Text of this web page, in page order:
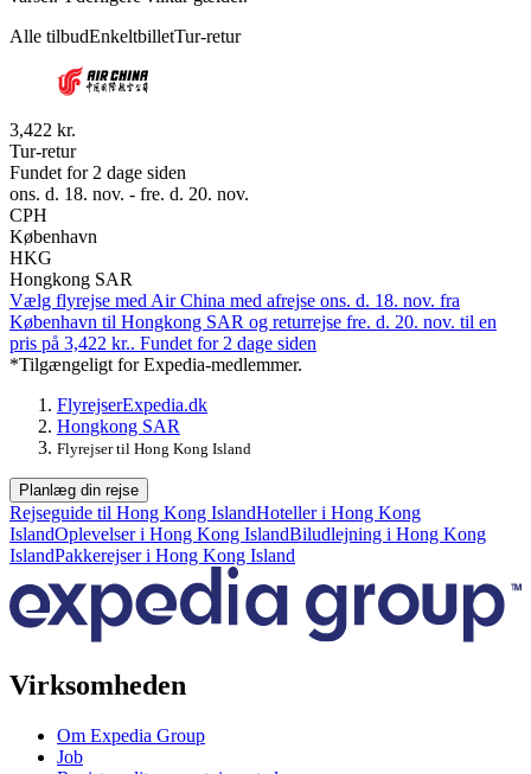
Alle tilbudEnkeltbilletTur-retur
3,422 kr.
Tur-retur
Fundet for 2 dage siden
ons. d. 18. nov. - fre. d. 20. nov.
CPH
København
HKG
Hongkong SAR
Vælg flyrejse med Air China med afrejse ons. d. 18. nov. fra
København til Hongkong SAR og returrejse fre. d. 20. nov. til en
pris på 3,422 kr.. Fundet for 2 dage siden
*Tilgængeligt for Expedia-medlemmer.
FlyrejserExpedia.dk
Hongkong SAR
Flyrejser til Hong Kong Island
Planlæg din rejse
Rejseguide til Hong Kong IslandHoteller i Hong Kong
IslandOplevelser i Hong Kong IslandBiludlejning i Hong Kong
IslandPakkerejser i Hong Kong Island
Virksomheden
Om Expedia Group
Job